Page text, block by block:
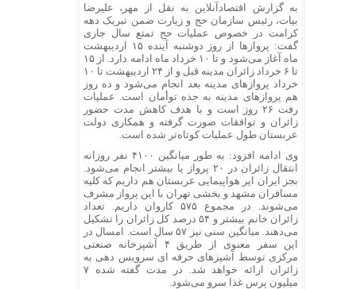
به گزارش اقتصادآنلاین به نقل از مهر، علیرضا
بیات، رئیس سازمان حج و زیارت ضمن تبریک دهه
کرامت در خصوص عملیات حج تمتع سال جاری
گفت: پروازها از روز دوشنبه آینده ۱۵ اردیبهشت
ماه آغاز می‌شود و تا ۱۰ خرداد ماه ادامه دارد. از ۱۵
تا ۶ خرداد زائران مدینه قبل و از ۲۴ اردیبهشت تا ۱۰
خرداد پروازهای مدینه بعد انجام می‌شود و ده روز
هم پروازهای مدینه به جده توأمان است. عملیات
رفت ۲۶ روز است و با هدف کاهش مدت حضور
زائران و توافقات صورت گرفته و همکاری دولت
عربستان طول عملیات کوتاه‌تر شده است.
وی ادامه افزود: به طور میانگین ۴۱۰۰ نفر روزانه
انتقال زائران در ۲۰ پرواز یا بیشتر انجام می‌شود.
بجز ایران ایر هواپیمایی عربستان هم داریم که کلیه
مسافران مشهد و بخشی تهران با این پرواز مشرف
می‌شوند. در مجموع ۵۷۵ کاروان داریم. تعداد
زائران خانم بیشتر و ۵۴ درصد کل زائران را تشکیل
می‌دهند. میانگین سنی نیز ۵۷ سال است. امسال در
این سفر معنوی از طریق ۴ آشپزخانه صنعتی
مرکزی توسط آشپزهای حرفه ای سرویس دهی به
زائران ارائه خواهد شد. در مدت گفته شده ۷
میلیون پرس غذا سرو می‌شود.